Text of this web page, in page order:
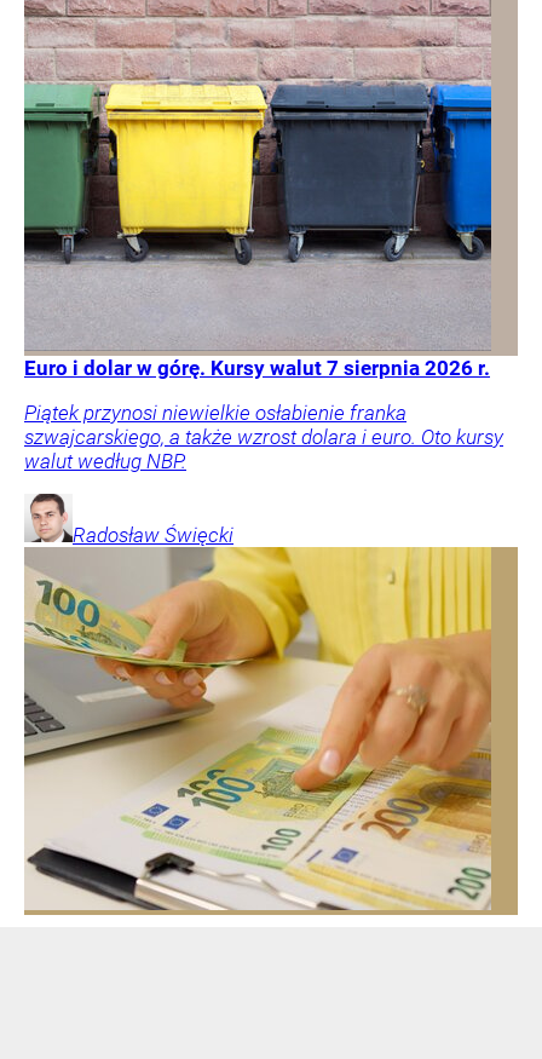
Euro i dolar w górę. Kursy walut 7 sierpnia 2026 r.
Piątek przynosi niewielkie osłabienie franka
szwajcarskiego, a także wzrost dolara i euro. Oto kursy
walut według NBP.
Radosław Święcki